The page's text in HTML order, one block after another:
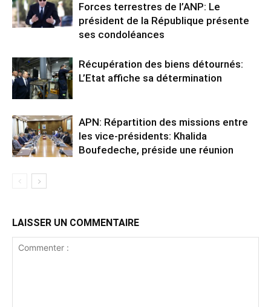
Forces terrestres de l’ANP: Le
président de la République présente
ses condoléances
Récupération des biens détournés:
L’Etat affiche sa détermination
APN: Répartition des missions entre
les vice-présidents: Khalida
Boufedeche, préside une réunion
LAISSER UN COMMENTAIRE